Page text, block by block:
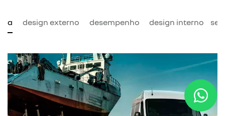
design externo desempenho design interno